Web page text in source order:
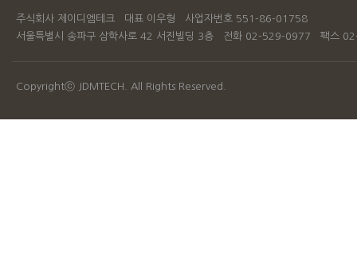
주식회사 제이디엠테크 대표 이우형 사업자번호 551-86-01758
서울특별시 송파구 삼학사로 42 서진빌딩 3층 전화 02-529-0977 팩스
Copyrightⓒ JDMTECH. All Rights Reserved.